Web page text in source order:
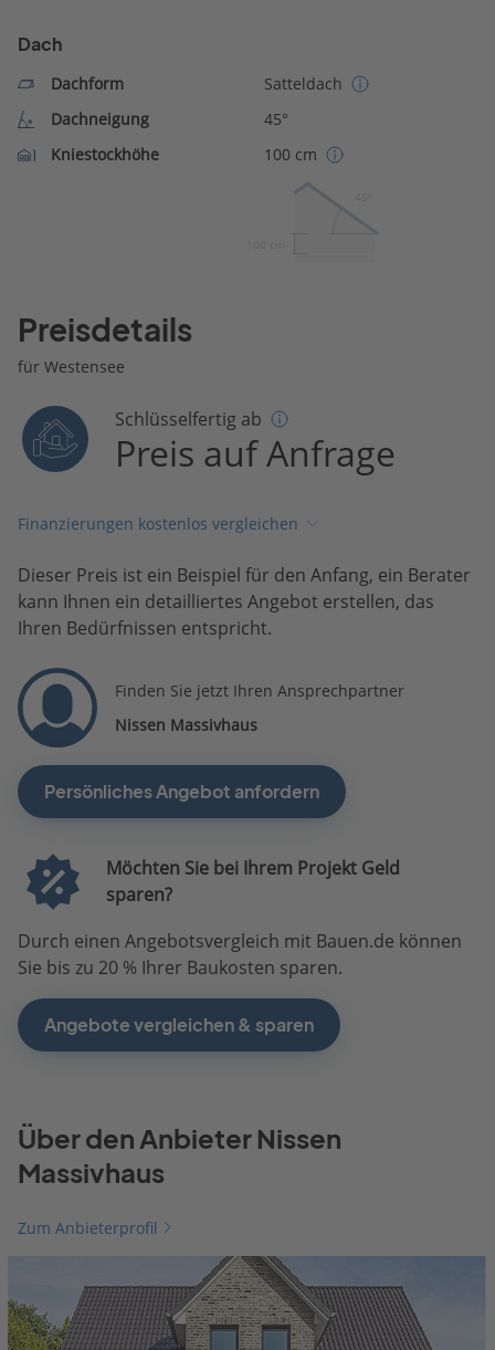
Dach
Dachform
Satteldach
Dachneigung
45°
Kniestockhöhe
100 cm
Preisdetails
für Westensee
Schlüsselfertig ab
Preis auf Anfrage
Finanzierungen kostenlos vergleichen
Dieser Preis ist ein Beispiel für den Anfang, ein Berater
kann Ihnen ein detailliertes Angebot erstellen, das
Ihren Bedürfnissen entspricht.
Finden Sie jetzt Ihren Ansprechpartner
Nissen Massivhaus
Persönliches Angebot anfordern
Möchten Sie bei Ihrem Projekt Geld
sparen?
Durch einen Angebotsvergleich mit Bauen.de können
Sie bis zu 20 % Ihrer Baukosten sparen.
Angebote vergleichen & sparen
Über den Anbieter Nissen
Massivhaus
Zum Anbieterprofil